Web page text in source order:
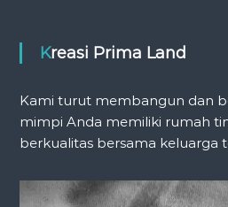
a
v
g
Kreasi Prima Land
Kami turut membangun dan
mimpi Anda memiliki rumah
berkualitas bersama keluarga